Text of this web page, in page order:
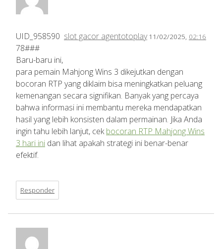
slot gacor agentotoplay 11/02/2025, 02:16
UID_958590
78###
Baru-baru ini,
para pemain Mahjong Wins 3 dikejutkan dengan
bocoran RTP yang diklaim bisa meningkatkan peluang
kemenangan secara signifikan. Banyak yang percaya
bahwa informasi ini membantu mereka mendapatkan
hasil yang lebih konsisten dalam permainan. Jika Anda
ingin tahu lebih lanjut, cekbocoran RTP Mahjong Wins
3 hari ini dan lihat apakah strategi ini benar-benar
efektif.
Responder